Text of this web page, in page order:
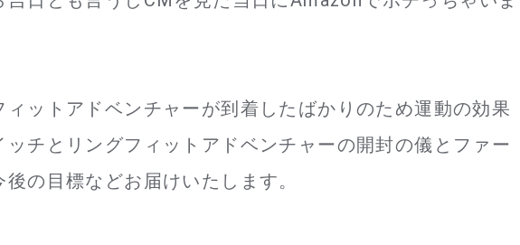
ットアドベンチャーが到着したばかりのため運動の効果
チとリングフィットアドベンチャーの開封の儀とファー
の目標などお届けいたします。